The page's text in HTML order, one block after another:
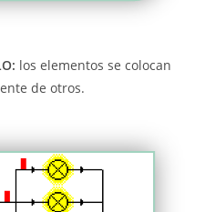
los elementos se colocan
de otros.